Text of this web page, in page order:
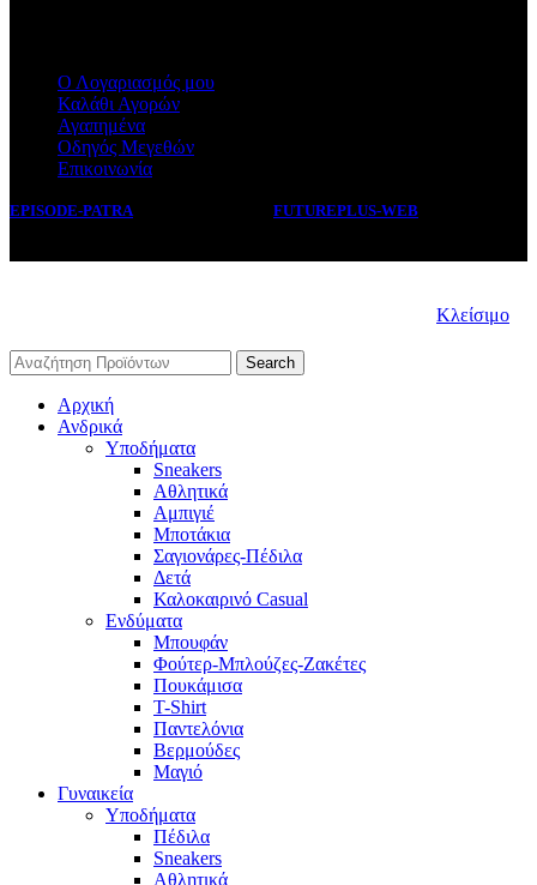
Ο Λογαριασμός μου
Καλάθι Αγορών
Αγαπημένα
Οδηγός Μεγεθών
Επικοινωνία
EPISODE-PATRA FUTUREPLUS-WEB
Κλείσιμο
Search
Αρχική
Ανδρικά
Υποδήματα
Sneakers
Αθλητικά
Αμπιγιέ
Μποτάκια
Σαγιονάρες-Πέδιλα
Δετά
Καλοκαιρινό Casual
Ενδύματα
Μπουφάν
Φούτερ-Μπλούζες-Ζακέτες
Πουκάμισα
T-Shirt
Παντελόνια
Βερμούδες
Μαγιό
Γυναικεία
Υποδήματα
Πέδιλα
Sneakers
Αθλητικά